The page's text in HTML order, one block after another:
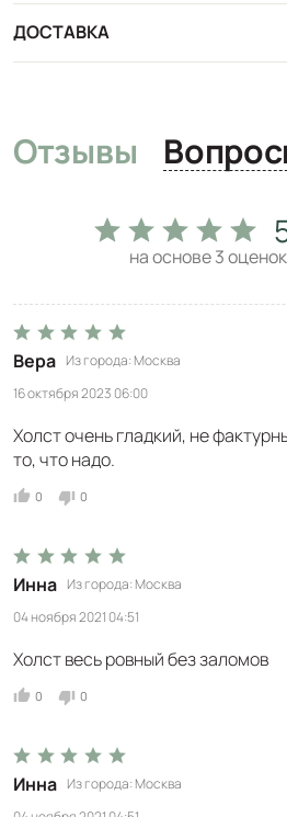
ДОСТАВКА
Отзывы
на основе3
Вера Из города Москва
16 октября 2023 06:00
Холст очень гладкий, не
то, что надо.
0 0
Инна Из города Москва
04 ноября 2021 04:51
Холст весь ровный без заломов
0 0
Инна Из города Москва